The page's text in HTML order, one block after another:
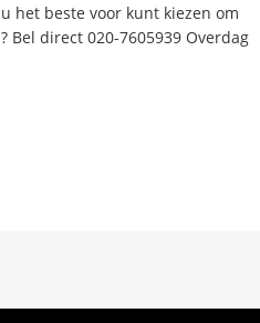
het beste voor kunt kiezen om
Bel direct 020-7605939 Overdag